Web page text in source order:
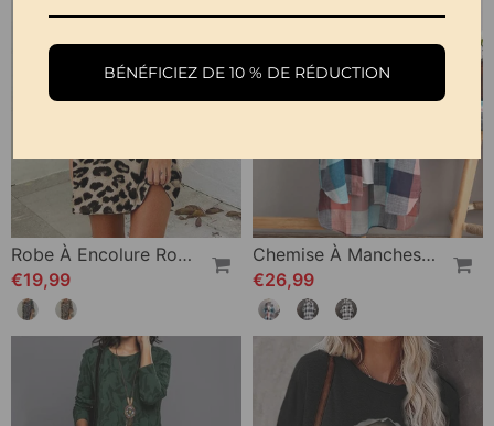
Robe À Encolure Ronde En Imprimé Léopard
€19,99
Chemise À Manches Longues Avec Imprimé À Carreaux
€26,99
BÉNÉFICIEZ DE 10 % DE RÉDUCTION